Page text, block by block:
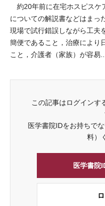
約20年前に在宅ホスピスケ
についての解説書などはまっ
現場で試行錯誤しながら工夫
簡便であること，治療により
こと，介護者（家族）が容易...
この記事はログインす
医学書院IDをお持ちで
料）
医学書院